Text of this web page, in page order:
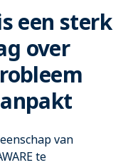
een sterk
over
van
te